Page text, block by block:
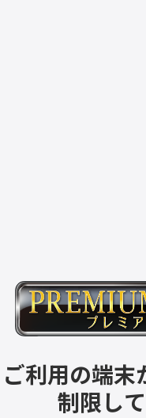
ご利用の端末
制限し